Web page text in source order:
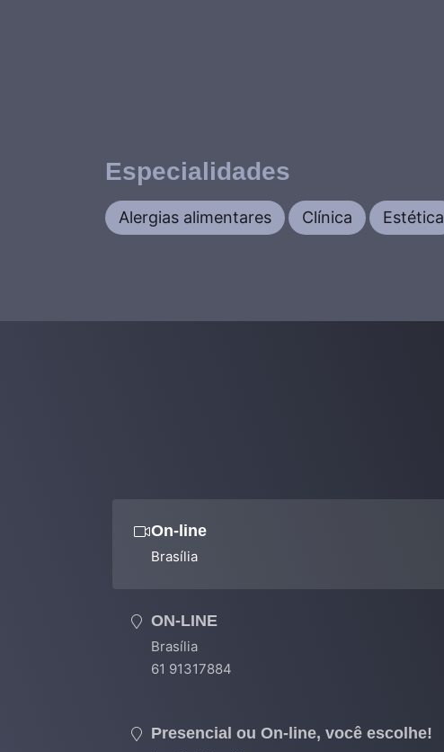
Especialidades
Alergias alimentares Clínica Estética
On-line
Brasília
ON-LINE
Brasília
61 91317884
Presencial ou On-line, você escolhe!